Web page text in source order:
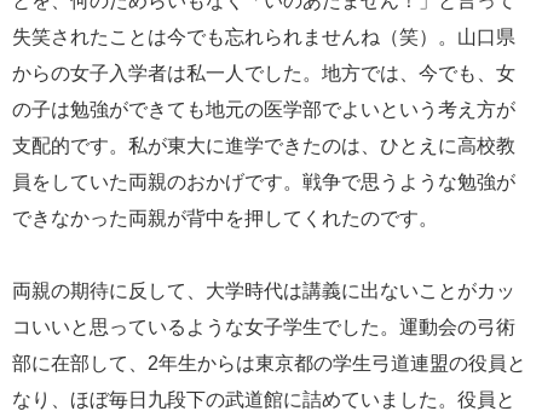
失笑されたことは今でも忘れられませんね（笑）。山口県
からの女子入学者は私一人でした。地方では、今でも、女
の子は勉強ができても地元の医学部でよいという考え方が
支配的です。私が東大に進学できたのは、ひとえに高校教
員をしていた両親のおかげです。戦争で思うような勉強が
できなかった両親が背中を押してくれたのです。
両親の期待に反して、大学時代は講義に出ないことがカッ
コいいと思っているような女子学生でした。運動会の弓術
部に在部して、2年生からは東京都の学生弓道連盟の役員と
なり、ほぼ毎日九段下の武道館に詰めていました。役員と